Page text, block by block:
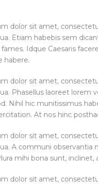
dolor sit amet,
Etiam habebis sem
Idque Caesaris
habere.
dolor sit amet,
Phasellus laoreet lorem
Nihil hic munitissimus
At nos hinc
dolor sit amet,
A communi observantia
mihi bona sunt, inclinet,
dolor sit amet,